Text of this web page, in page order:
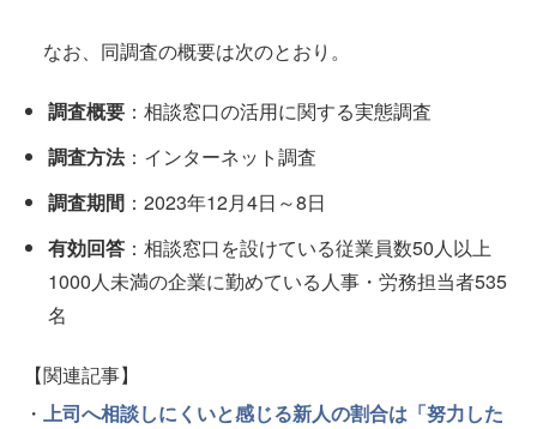
なお、同調査の概要は次のとおり。
調査概要 ：相談窓口の活用に関する実態調査
調査方法：インターネット調査
調査期間 ：2023年12月4日～8日
有効回答 ：相談窓口を設けている従業員数50人以上
1000人未満の企業に勤めている人事・労務担当者535
名
【関連記事】
・ 上司へ相談しにくいと感じる新人の割合は「努力した